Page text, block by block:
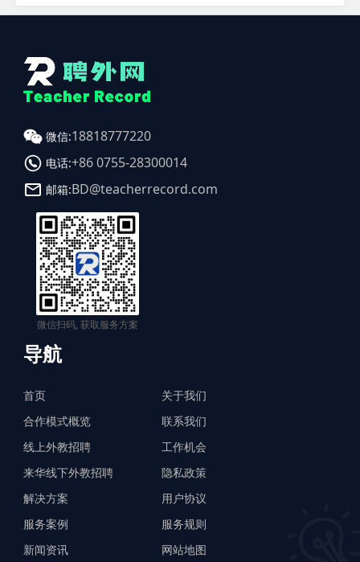
微信:18818777220
电话:+86 0755-28300014
邮箱:BD@teacherrecord.com
微信扫码, 获取服务方案
导航
首页
合作模式概览
线上外教招聘
来华线下外教招聘
解决方案
服务案例
新闻资讯
关于我们
联系我们
工作机会
隐私政策
用户协议
服务规则
网站地图